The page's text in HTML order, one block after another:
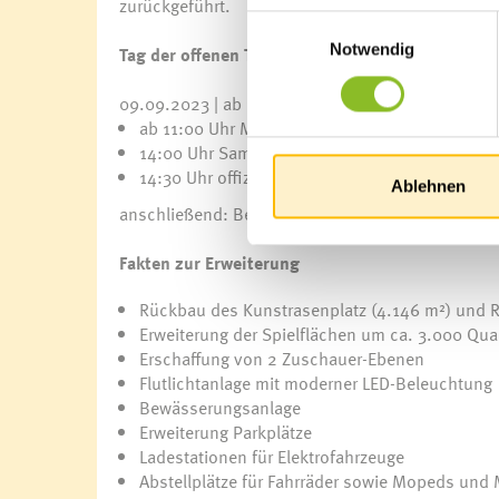
Notwendig
Ablehnen
zurückgeführt.
Tag der offenen Türe
09.09.2023 | ab 14:00 Uhr
ab 11:00 Uhr Meisterschaftsspiele der
14:00 Uhr Saminataler
14:30 Uhr offizielle Eröffnung durch LR
anschließend: Besichtigung der Sport- und
Fakten zur Erweiterung
Rückbau des Kunstrasenplatz (4.146 m²) und
Erweiterung der Spielflächen um ca. 3.000
Erschaffung von 2 Zuschauer-Ebenen
Flutlichtanlage mit moderner LED-Beleuchtung
Bewässerungsanlage
Erweiterung Parkplätze
Ladestationen für Elektrofahrzeuge
Abstellplätze für Fahrräder sowie Mopeds und